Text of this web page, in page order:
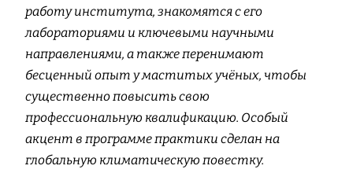
работу института, знакомятся с его
лабораториями и ключевыми научными
направлениями, а также перенимают
бесценный опыт у маститых учёных, чтобы
существенно повысить свою
профессиональную квалификацию. Особый
акцент в программе практики сделан на
глобальную климатическую повестку.